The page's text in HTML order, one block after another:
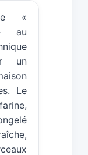
«
au
un
Le